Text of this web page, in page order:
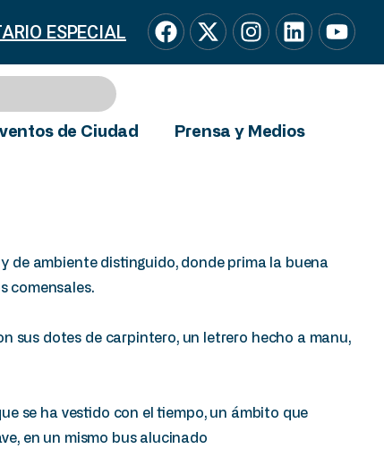
ESPECIAL
de Ciudad Prensa y Medios
de ambiente distinguido, donde prima la buena
comensales.
sus dotes de carpintero, un letrero hecho a manu,
se ha vestido con el tiempo, un ámbito que
en un mismo bus alucinado